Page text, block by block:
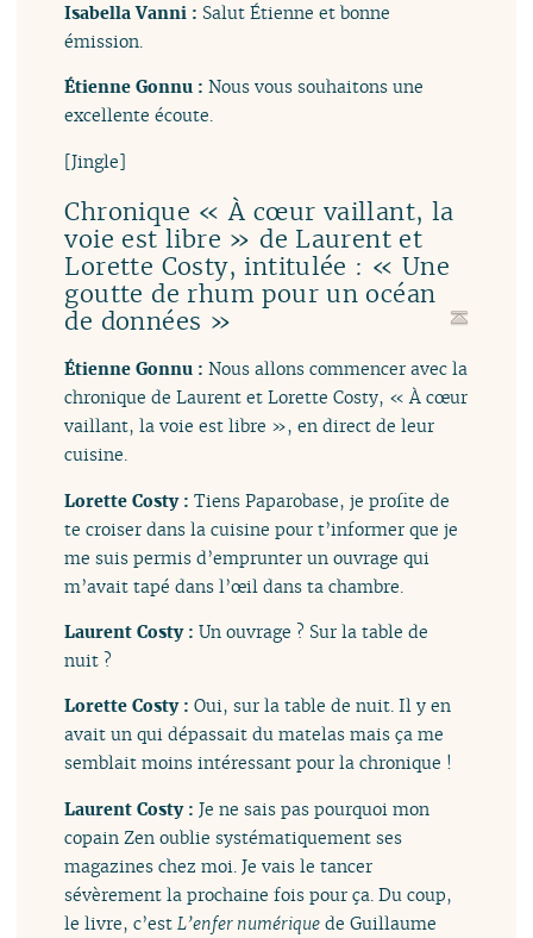
Isabella Vanni : Salut Étienne et bonne
émission.
Étienne Gonnu :Nous vous souhaitons une
excellente écoute.
[Jingle]
Chronique « À cœur vaillant, la
voie est libre » de Laurent et
Lorette Costy, intitulée : « Une
goutte de rhum pour un océan
de données »
Étienne Gonnu :Nous allons commencer avec la
chronique de Laurent et Lorette Costy, « À cœur
vaillant, la voie est libre », en direct de leur
cuisine.
Lorette Costy :Tiens Paparobase, je profite de
te croiser dans la cuisine pour t’informer que je
me suis permis d’emprunter un ouvrage qui
m’avait tapé dans l’œil dans ta chambre.
Laurent Costy :Un ouvrage ? Sur la table de
nuit ?
Lorette Costy :Oui, sur la table de nuit. Il y en
avait un qui dépassait du matelas mais ça me
semblait moins intéressant pour la chronique !
Laurent Costy :Je ne sais pas pourquoi mon
copain Zen oublie systématiquement ses
magazines chez moi. Je vais le tancer
sévèrement la prochaine fois pour ça. Du coup,
le livre, c’est L’enfer numérique de Guillaume